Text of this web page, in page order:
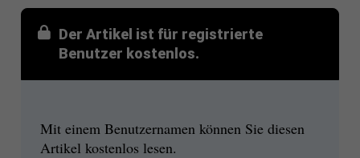
Der Artikel ist für registrierte
Benutzer kostenlos.
Mit einem Benutzernamen können Sie diesen
Artikel kostenlos lesen.